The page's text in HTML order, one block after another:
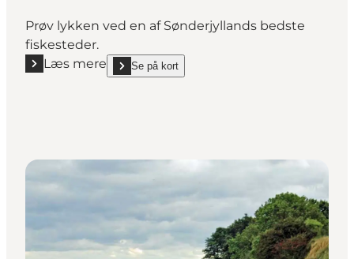
Prøv lykken ved en af Sønderjyllands bedste
fiskesteder.
Læs mere
Læs mere "Fiskeri ved Halk Camping"
Se på kort
show Fiskeri ved Halk Camping on_map